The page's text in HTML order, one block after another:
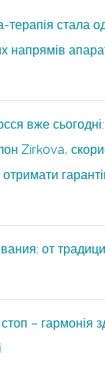
стала
напрямів
вже
Zirkova,
от
– гармонія